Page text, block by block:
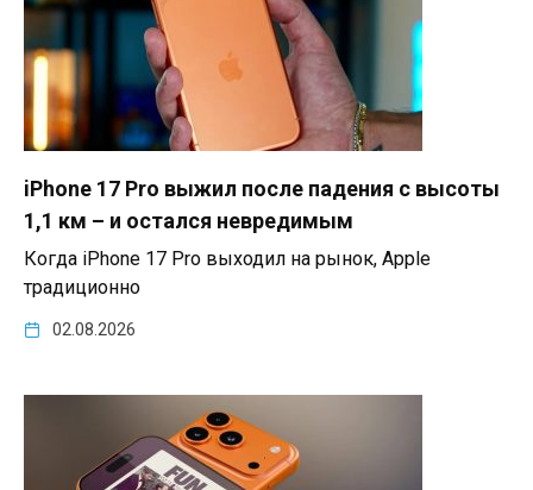
iPhone 17 Pro выжил после падения с высоты
1,1 км – и остался невредимым
Когда iPhone 17 Pro выходил на рынок, Apple
традиционно
02.08.2026